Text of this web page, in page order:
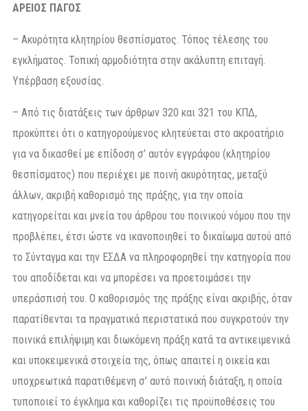
ΑΡΕΙΟΣ ΠΑΓΟΣ
– Ακυρότητα κλητηρίου θεσπίσματος. Τόπος τέλεσης του
εγκλήματος. Τοπική αρμοδιότητα στην ακάλυπτη επιταγή.
Υπέρβαση εξουσίας.
– Από τις διατάξεις των άρθρων 320 και 321 του ΚΠΔ,
προκύπτει ότι ο κατηγορούμενος κλητεύεται στο ακροατήριο
για να δικασθεί με επίδοση σ’ αυτόν εγγράφου (κλητηρίου
θεσπίσματος) που περιέχει με ποινή ακυρότητας, μεταξύ
άλλων, ακριβή καθορισμό της πράξης, για την οποία
κατηγορείται και μνεία του άρθρου του ποινικού νόμου που την
προβλέπει, έτσι ώστε να ικανοποιηθεί το δικαίωμα αυτού από
το Σύνταγμα και την ΕΣΔΑ να πληροφορηθεί την κατηγορία που
του αποδίδεται και να μπορέσει να προετοιμάσει την
υπεράσπισή του. Ο καθορισμός της πράξης είναι ακριβής, όταν
παρατίθενται τα πραγματικά περιστατικά που συγκροτούν την
ποινικά επιλήψιμη και διωκόμενη πράξη κατά τα αντικειμενικά
και υποκειμενικά στοιχεία της, όπως απαιτεί η οικεία και
υποχρεωτικά παρατιθέμενη σ’ αυτό ποινική διάταξη, η οποία
τυποποιεί το έγκλημα και καθορίζει τις προϋποθέσεις του